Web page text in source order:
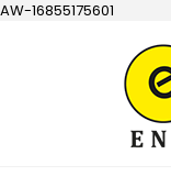
AW-16855175601